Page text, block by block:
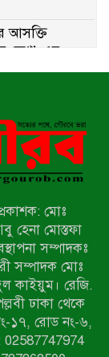
আসক্তি
দেশ’-এর
রাস্তা দখল,
হস্তক্ষেপ
নন্দীগ্রামের
ভুয়া ডিবি
গণপিটুনির পর
মোঃ
হেনা মোস্তফা
সম্পাদকঃ
সম্পাদক মোঃ
কাইয়ুম। রেজি.
ঢাকা থেকে
নং-১৭, রোড নং-৬,
02587747974